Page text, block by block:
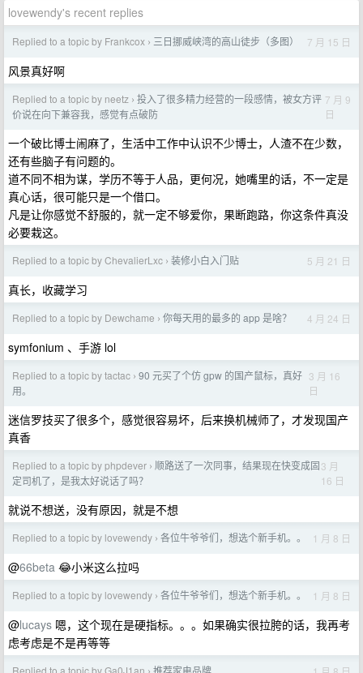
lovewendy's recent replies
Replied to a topic by Frankcox › 三日挪威峡湾的高山徒步（多图） 7 月 15 日
风景真好啊
Replied to a topic by neetz › 投入了很多精力经营的一段感情，被女方评
价说在向下兼容我，感觉有点破防
7 月 9
日
一个破比博士闹麻了，生活中工作中认识不少博士，人渣不在少数，
还有些脑子有问题的。
道不同不相为谋，学历不等于人品，更何况，她嘴里的话，不一定是
真心话，很可能只是一个借口。
凡是让你感觉不舒服的，就一定不够爱你，果断跑路，你这条件真没
必要栽这。
Replied to a topic by ChevalierLxc › 装修小白入门贴 5 月 21 日
真长，收藏学习
Replied to a topic by Dewchame › 你每天用的最多的 app 是啥？ 4 月 24 日
symfonium 、手游 lol
Replied to a topic by tactac › 90 元买了个仿 gpw 的国产鼠标，真好
用。
3 月 16
日
迷信罗技买了很多个，感觉很容易坏，后来换机械师了，才发现国产
真香
Replied to a topic by phpdever › 顺路送了一次同事，结果现在快变成固
定司机了，是我太好说话了吗？
3 月
16 日
就说不想送，没有原因，就是不想
Replied to a topic by lovewendy › 各位牛爷爷们，想选个新手机。。 1 月 8 日
@66beta 😂小米这么拉吗
Replied to a topic by lovewendy › 各位牛爷爷们，想选个新手机。。 1 月 8 日
@lucays 嗯，这个现在是硬指标。。。如果确实很拉胯的话，我再考
虑考虑是不是再等等
Replied to a topic by Ga0J1an 推荐家电品牌